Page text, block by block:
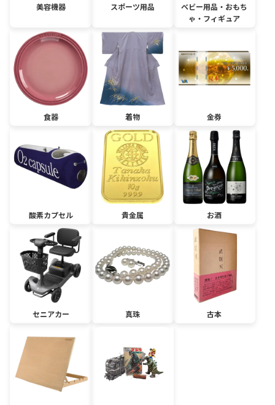
美容機器 スポーツ用品
ベビー用品・おもち
ゃ・フィギュア
食器 着物 金券
酸素カプセル 貴金属 お酒
セニアカー 真珠 古本